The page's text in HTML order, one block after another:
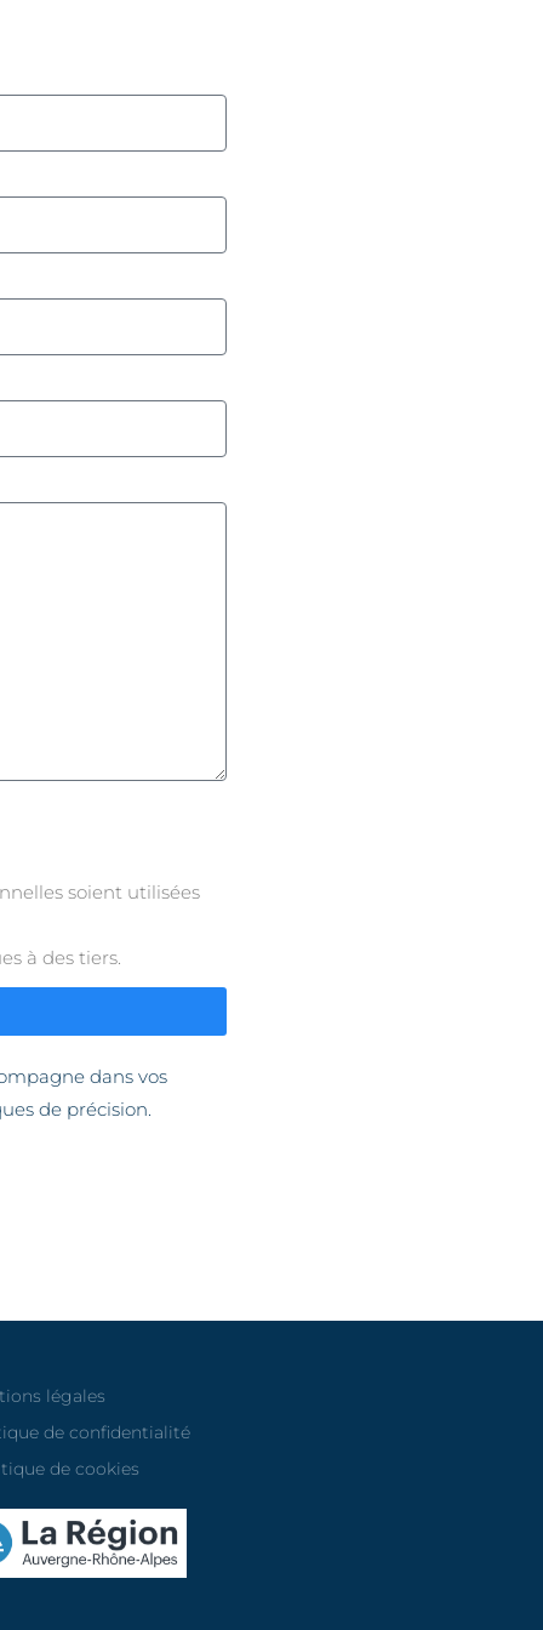
soient utilisées
à des tiers.
dans vos
de précision.
légales
de confidentialité
de cookies